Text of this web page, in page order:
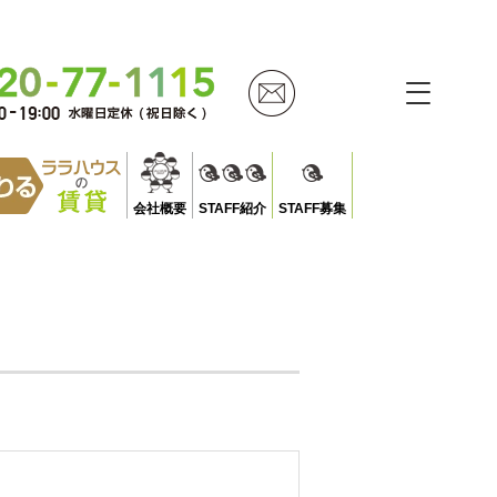
会社概要 STAFF紹介 STAFF募集